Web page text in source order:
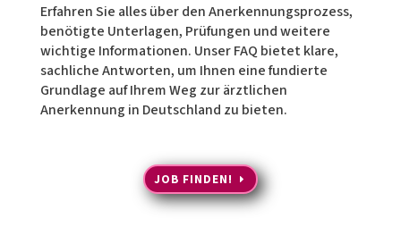
Erfahren Sie alles über den Anerkennungsprozess,
benötigte Unterlagen, Prüfungen und weitere
wichtige Informationen. Unser FAQ bietet klare,
sachliche Antworten, um Ihnen eine fundierte
Grundlage auf Ihrem Weg zur ärztlichen
Anerkennung in Deutschland zu bieten.
JOB FINDEN!